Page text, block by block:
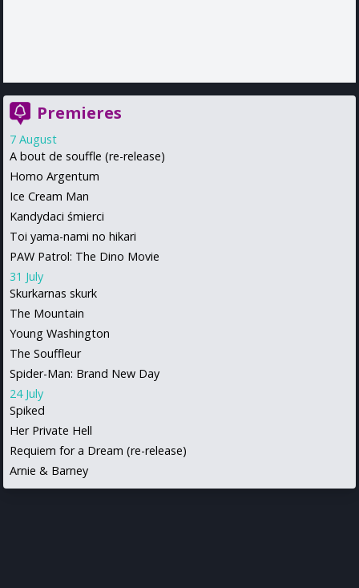
Premieres
7 August
A bout de souffle (re-release)
Homo Argentum
Ice Cream Man
Kandydaci śmierci
Toi yama-nami no hikari
PAW Patrol: The Dino Movie
31 July
Skurkarnas skurk
The Mountain
Young Washington
The Souffleur
Spider-Man: Brand New Day
24 July
Spiked
Her Private Hell
Requiem for a Dream (re-release)
Arnie & Barney